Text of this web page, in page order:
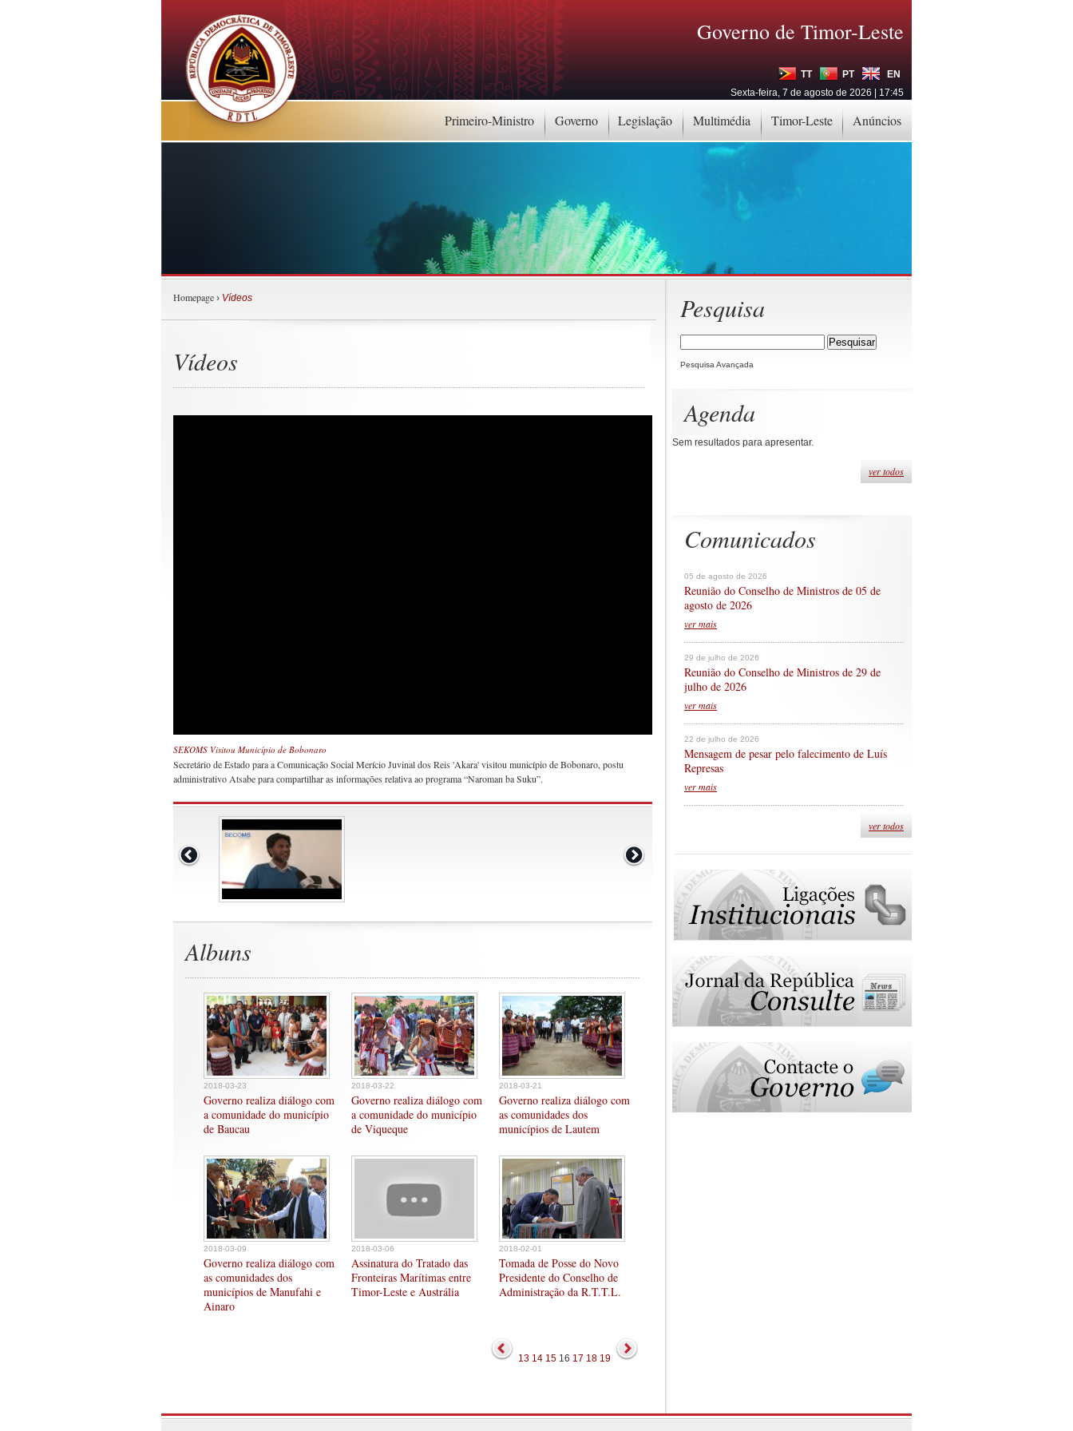
Primeiro-Ministro Governo Legislação Multimédia Timor-Leste Anúncios
Governo de Timor-Leste
TT PT
EN
Sexta-feira, 7 de agosto de 2026 | 17:45
Pesquisa
Pesquisa Avançada
Agenda
Sem resultados para apresentar.
ver todos
Comunicados
05 de agosto de 2026
Reunião do Conselho de Ministros de 05 de
agosto de 2026
ver mais
29 de julho de 2026
Reunião do Conselho de Ministros de 29 de
julho de 2026
ver mais
22 de julho de 2026
Mensagem de pesar pelo falecimento de Luís
Represas
ver mais
ver todos
Homepage › Vídeos
Vídeos
SEKOMS Visitou Município de Bobonaro
Secretário de Estado para a Comunicação Social Merício Juvinal dos Reis 'Akara' visitou município de Bobonaro, postu
administrativo Atsabe para compartilhar as informações relativa ao programa “Naroman ba Suku”.
Albuns
2018-03-23
Governo realiza diálogo com
a comunidade do município
de Baucau
2018-03-22
Governo realiza diálogo com
a comunidade do município
de Viqueque
2018-03-21
Governo realiza diálogo com
as comunidades dos
municípios de Lautem
2018-03-09
Governo realiza diálogo com
as comunidades dos
municípios de Manufahi e
Ainaro
2018-03-06
Assinatura do Tratado das
Fronteiras Marítimas entre
Timor-Leste e Austrália
2018-02-01
Tomada de Posse do Novo
Presidente do Conselho de
Administração da R.T.T.L.
13 14 15 16 17 18 19